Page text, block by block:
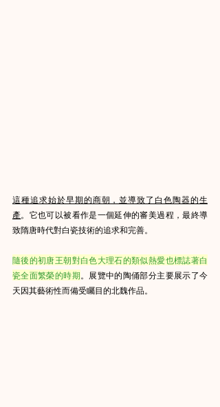
這種追求始於早期的商朝，並導致了白色陶器的生
產。它也可以被看作是一個延伸的審美過程，最終導
致隋唐時代對白瓷技術的追求和完善。
隨後的初唐王朝對白色大理石的類似熱愛也標誌著白
瓷全面繁榮的時期。展覽中的陶俑部分主要展示了今
天因其藝術性而備受矚目的北魏作品。